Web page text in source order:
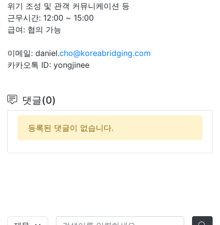
위기 조성 및 관객 커뮤니케이션 등
근무시간: 12:00 ~ 15:00
급여: 협의 가능
이메일: daniel.cho@koreabridging.com
카카오톡 ID: yongjinee
댓글(0)
등록된 댓글이 없습니다.